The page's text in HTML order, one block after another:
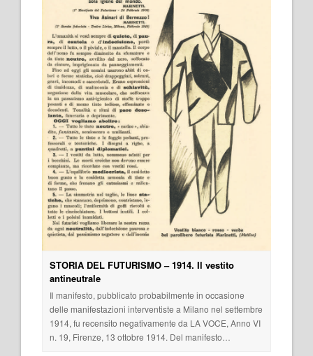
STORIA DEL FUTURISMO – 1914. Il vestito
antineutrale
Il manifesto, pubblicato probabilmente in occasione
delle manifestazioni interventiste a Milano nel settembre
1914, fu recensito negativamente da LA VOCE, Anno VI
n. 19, Firenze, 13 ottobre 1914. Del manifesto…